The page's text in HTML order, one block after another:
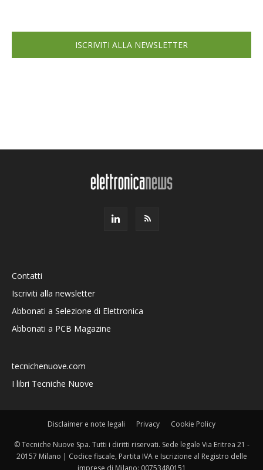
ISCRIVITI ALLA NEWSLETTER
Contatti
Iscriviti alla newsletter
Abbonati a Selezione di Elettronica
Abbonati a PCB Magazine
tecnichenuove.com
I libri Tecniche Nuove
Disclaimer e note legali Privacy Cookie Policy
© Tecniche Nuove Spa. Tutti i diritti riservati. Sede legale Via Eritrea 21 -
20157 Milano | Codice fiscale, Partita IVA e Iscrizione al Registro delle
imprese di Milano: 00753480151